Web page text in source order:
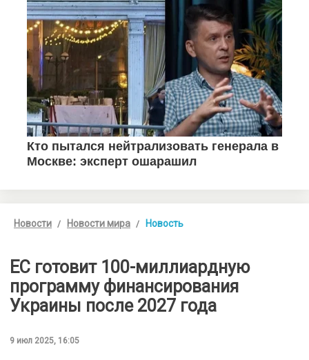
Новости Новости мира Новость
ЕС готовит 100-миллиардную
программу финансирования
Украины после 2027 года
9 июл 2025, 16:05